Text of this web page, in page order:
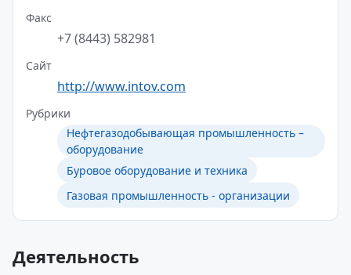
Факс
+7 (8443) 582981
Сайт
http://www.intov.com
Рубрики
Нефтегазодобывающая промышленность –
оборудование
Буровое оборудование и техника
Газовая промышленность - организации
Деятельность